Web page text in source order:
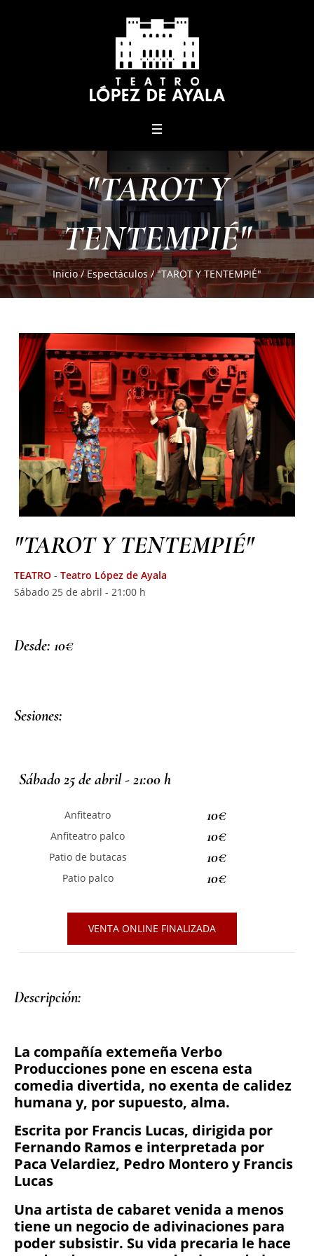
"TAROT Y
TENTEMPIÉ"
Inicio /Espectáculos /"TAROT Y TENTEMPIÉ"
"TAROT Y TENTEMPIÉ"
TEATRO - Teatro López de Ayala
Sábado 25 de abril - 21:00 h
Desde: 10€
Sesiones:
Sábado 25 de abril - 21:00 h
Anfiteatro 10€
Anfiteatro palco 10€
Patio de butacas 10€
Patio palco 10€
VENTA ONLINE FINALIZADA
Descripción: